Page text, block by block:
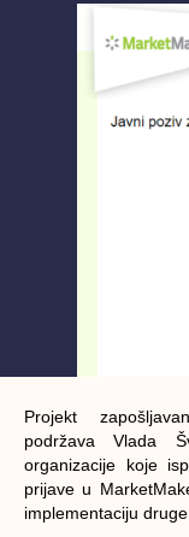
Projekt
podržava Vlada
organizacije koje
prijave u
implementaciju